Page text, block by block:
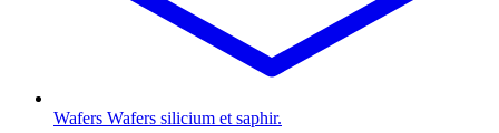
Wafers Wafers silicium et saphir.